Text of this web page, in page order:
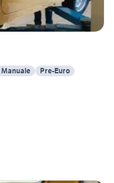
Manuale Pre-Euro